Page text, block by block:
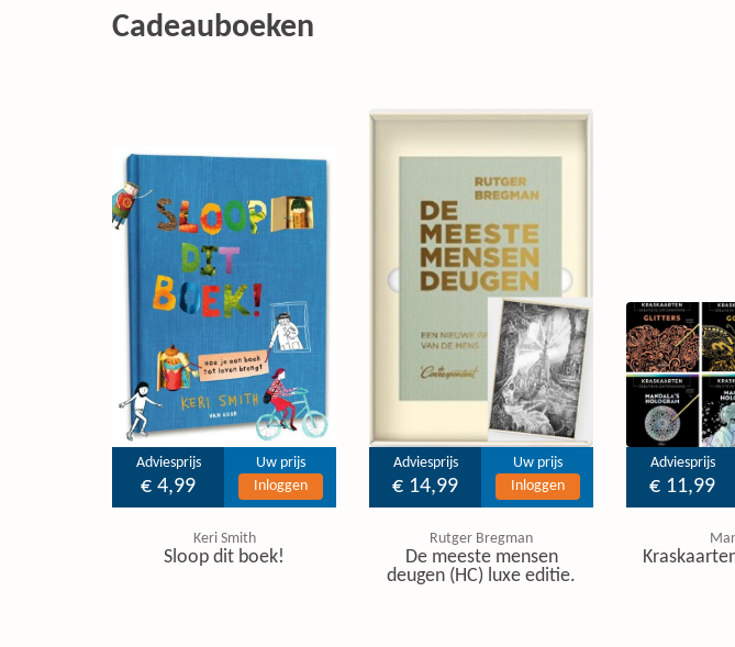
Cadeauboeken
Adviesprijs
€ 4,99
Uw prijs
Inloggen
Keri Smith
Sloop dit boek!
Adviesprijs
€ 14,99
Uw prijs
Inloggen
Rutger Bregman
De meeste mensen
deugen (HC) luxe editie.
Adviesprijs
€ 11,99